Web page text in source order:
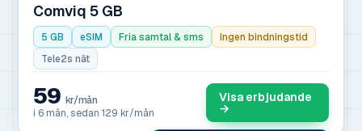
Comviq 5 GB
5 GB eSIM Fria samtal & sms
Ingen bindningstid
Tele2s nät
59kr/mån
i 6 mån, sedan 129 kr/mån
Visa erbjudande
→